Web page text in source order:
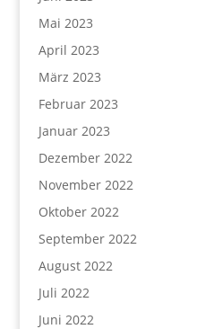
Mai 2023
April 2023
März 2023
Februar 2023
Januar 2023
Dezember 2022
November 2022
Oktober 2022
September 2022
August 2022
Juli 2022
Juni 2022